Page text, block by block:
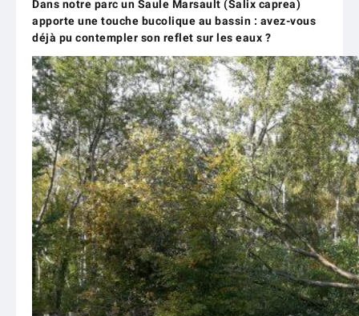
Dans notre parc un Saule Marsault (Salix caprea)
apporte une touche bucolique au bassin : avez-vous
déjà pu contempler son reflet sur les eaux ?